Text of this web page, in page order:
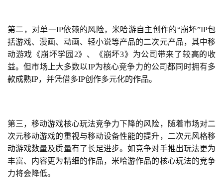
7
月
3
游
茶
对
接
第二，对单一IP依赖的风险，米哈游自主创作的“崩坏”IP包
括游戏、漫画、动画、轻小说等产品的二次元产品，其中移
动游戏《崩坏学园2》、《崩坏3》为公司带来了较高的收
益。但市场上大多数以IP为核心竞争力的公司都同时拥有多
款成熟IP，并凭借多IP创作多元化的作品。
第三，移动游戏核心玩法竞争力下降的风险，随着市场对二
次元移动游戏的重视与移动设备性能的提升，二次元风格移
动游戏数量及质量有了长足进步。如竞争对手推出玩法更为
丰富、内容更为精细的作品，米哈游作品的核心玩法的竞争
力将会降低。